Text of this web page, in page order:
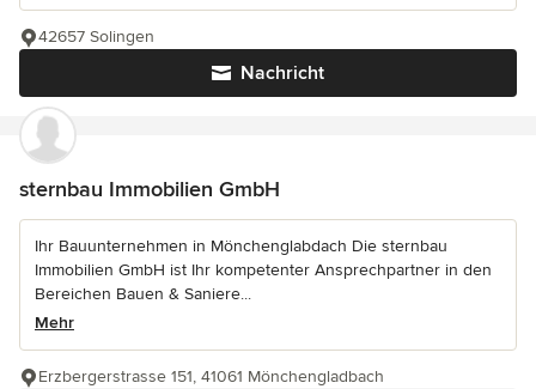
Nachricht
42657 Solingen
sternbau Immobilien GmbH
Ihr Bauunternehmen in Mönchenglabdach Die sternbau
Immobilien GmbH ist Ihr kompetenter Ansprechpartner in den
Bereichen Bauen & Saniere...
Mehr
Erzbergerstrasse 151, 41061 Mönchengladbach